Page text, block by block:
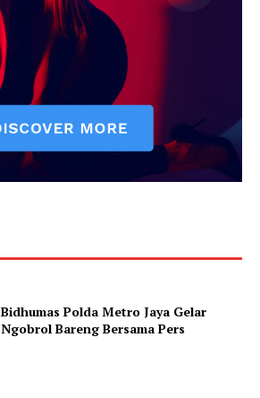
Bidhumas Polda Metro Jaya Gelar
Ngobrol Bareng Bersama Pers